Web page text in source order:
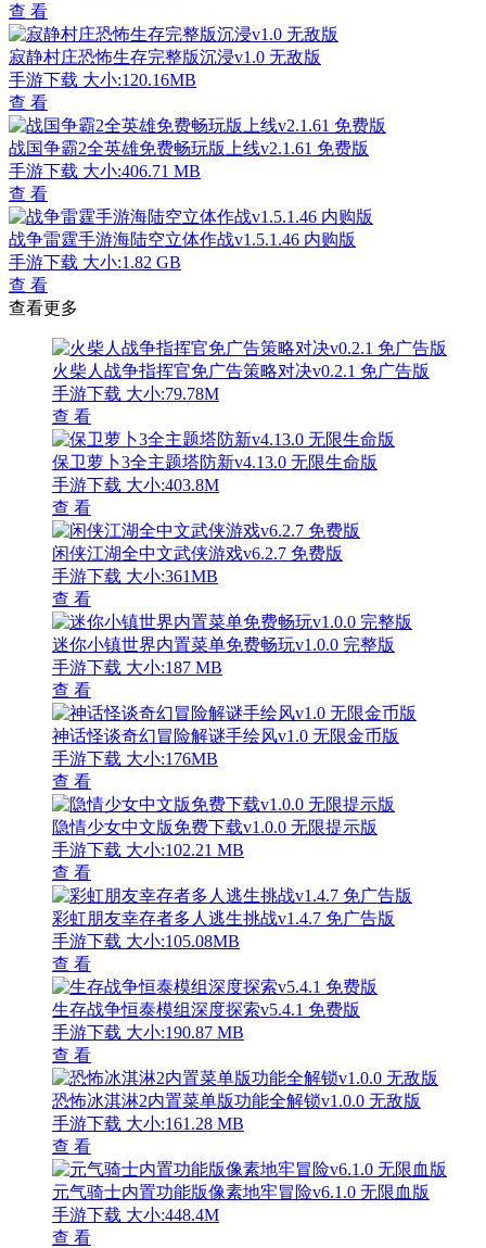
查 看
寂静村庄恐怖生存完整版沉浸v1.0 无敌版
手游下载 大小:120.16MB
查 看
战国争霸2全英雄免费畅玩版上线v2.1.61 免费版
手游下载 大小:406.71 MB
查 看
战争雷霆手游海陆空立体作战v1.5.1.46 内购版
手游下载 大小:1.82 GB
查 看
查看更多
火柴人战争指挥官免广告策略对决v0.2.1 免广告版
手游下载 大小:79.78M
查 看
保卫萝卜3全主题塔防新v4.13.0 无限生命版
手游下载 大小:403.8M
查 看
闲侠江湖全中文武侠游戏v6.2.7 免费版
手游下载 大小:361MB
查 看
迷你小镇世界内置菜单免费畅玩v1.0.0 完整版
手游下载 大小:187 MB
查 看
神话怪谈奇幻冒险解谜手绘风v1.0 无限金币版
手游下载 大小:176MB
查 看
隐情少女中文版免费下载v1.0.0 无限提示版
手游下载 大小:102.21 MB
查 看
彩虹朋友幸存者多人逃生挑战v1.4.7 免广告版
手游下载 大小:105.08MB
查 看
生存战争恒泰模组深度探索v5.4.1 免费版
手游下载 大小:190.87 MB
查 看
恐怖冰淇淋2内置菜单版功能全解锁v1.0.0 无敌版
手游下载 大小:161.28 MB
查 看
元气骑士内置功能版像素地牢冒险v6.1.0 无限血版
手游下载 大小:448.4M
查 看